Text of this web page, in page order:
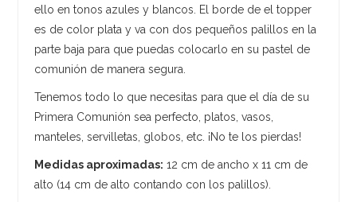
ello en tonos azules y blancos. El borde de el topper
es de color plata y va con dos pequeños palillos en la
parte baja para que puedas colocarlo en su pastel de
comunión de manera segura.
Tenemos todo lo que necesitas para que el día de su
Primera Comunión sea perfecto, platos, vasos,
manteles, servilletas, globos, etc. ¡No te los pierdas!
Medidas aproximadas: 12 cm de ancho x 11 cm de
alto (14 cm de alto contando con los palillos).